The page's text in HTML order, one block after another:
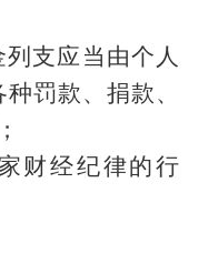
列支应当由个人
罚款、捐款、
财经纪律的行